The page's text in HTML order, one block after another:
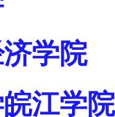
学院
江学院